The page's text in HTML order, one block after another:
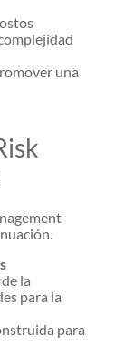
una
la
para la
para